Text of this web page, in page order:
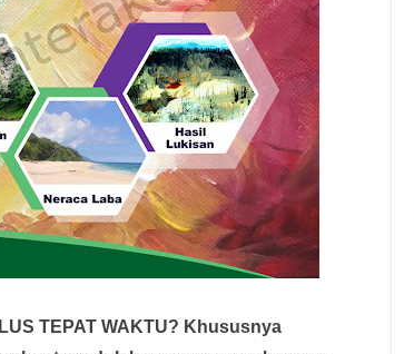
TEPAT WAKTU? Khususnya